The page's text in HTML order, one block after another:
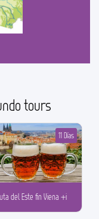
tours
del Este fin Viena +i
11 Días